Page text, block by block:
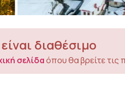
διαθέσιμο
σελίδαόπου θα βρείτε